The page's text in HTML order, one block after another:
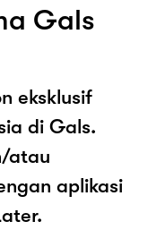
Gals
eksklusif
di Gals.
atau
aplikasi